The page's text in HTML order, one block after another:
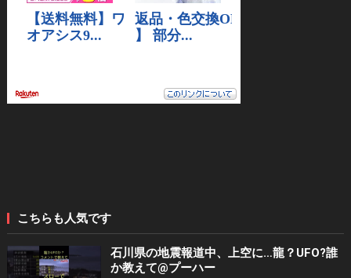
こちらも人気です
石川県の地震報道中、上空に…龍？UFO?誰
か教えて@プーハー